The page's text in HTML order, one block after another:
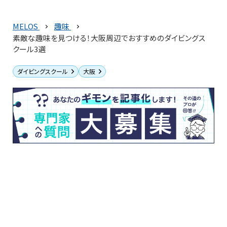
MELOS
趣味
素敵な趣味を見つける！大阪周辺でおすすめのダイビングス
クール3選
ダイビングスクール 大阪